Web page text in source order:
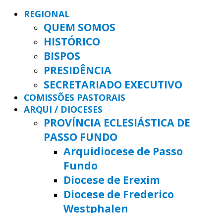
REGIONAL
QUEM SOMOS
HISTÓRICO
BISPOS
PRESIDÊNCIA
SECRETARIADO EXECUTIVO
COMISSÕES PASTORAIS
ARQUI / DIOCESES
PROVÍNCIA ECLESIÁSTICA DE
PASSO FUNDO
Arquidiocese de Passo
Fundo
Diocese de Erexim
Diocese de Frederico
Westphalen